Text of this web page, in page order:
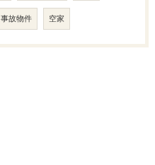
事故物件 空家